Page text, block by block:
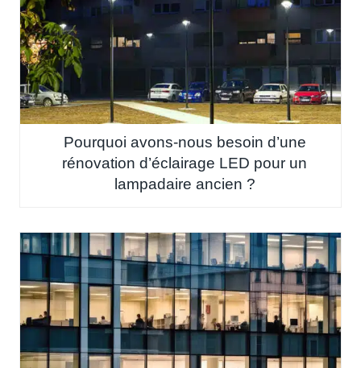
Pourquoi avons-nous besoin d’une
rénovation d’éclairage LED pour un
lampadaire ancien ?